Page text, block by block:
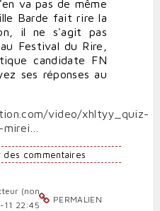
va pas de même
Barde fait rire la
il ne s'agit pas
Festival du Rire,
candidate FN
ses réponses au
video/xhltyy_quiz-
commentaires
PERMALIEN
(non
11 22:45